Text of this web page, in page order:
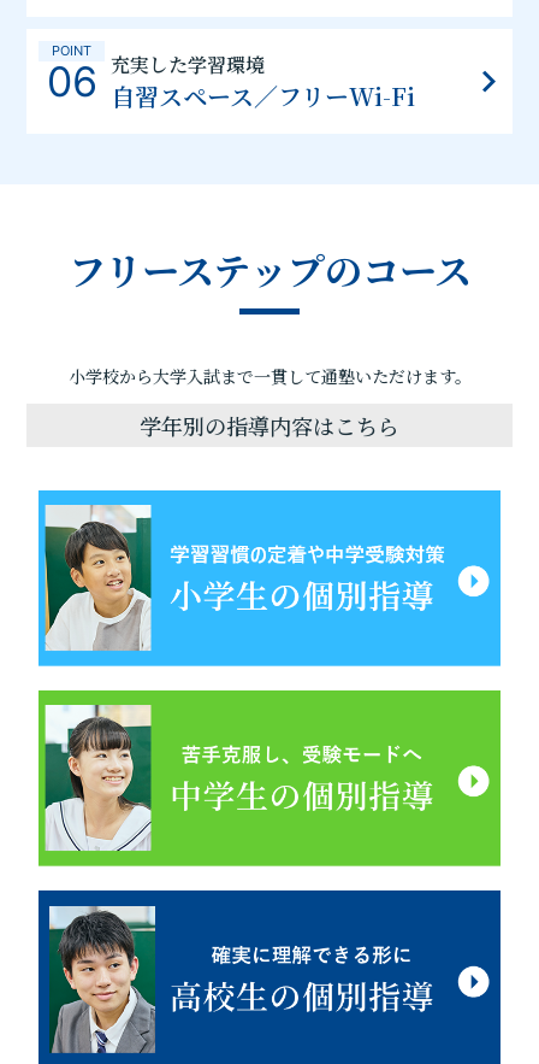
POINT
06 充実した学習環境
自習スペース／フリーWi-Fi
フリーステップのコース
小学校から大学入試まで一貫して通塾いただけます。
学年別の指導内容はこちら